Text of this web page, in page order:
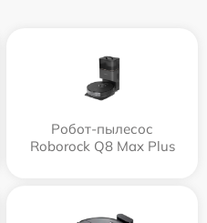
Робот-пылесос
Roborock Q8 Max Plus